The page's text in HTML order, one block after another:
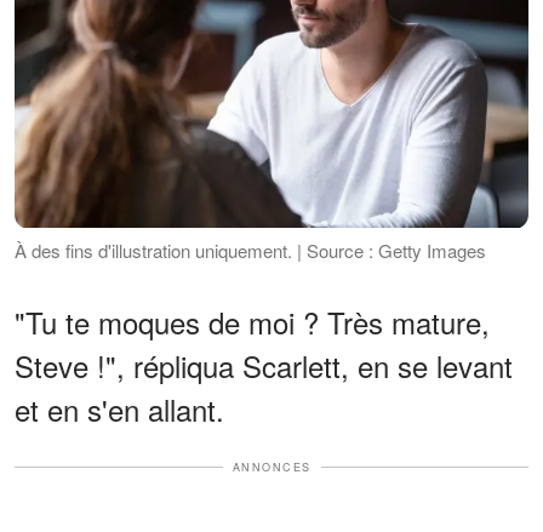
À des fins d'illustration uniquement. | Source : Getty Images
"Tu te moques de moi ? Très mature,
Steve !", répliqua Scarlett, en se levant
et en s'en allant.
ANNONCES